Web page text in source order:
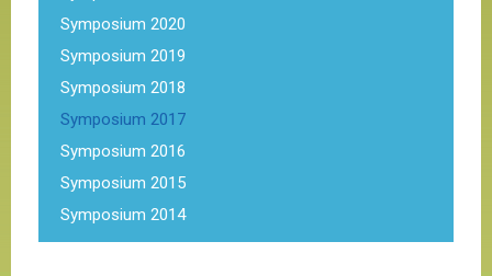
Symposium 2020
Symposium 2019
Symposium 2018
Symposium 2017
Symposium 2016
Symposium 2015
Symposium 2014